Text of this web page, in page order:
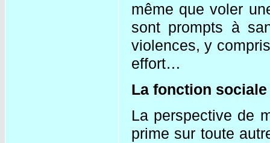
même que voler
sont prompts à
violences, y
effort…
La fonction
La perspective de
prime sur toute